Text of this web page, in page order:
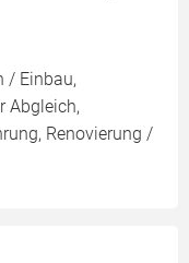
/ Einbau,
Abgleich,
Renovierung /